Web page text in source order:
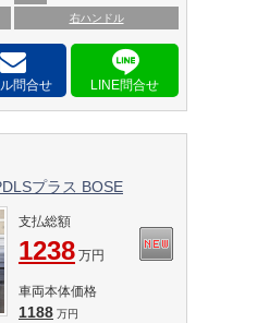
右ハンドル
問合せ
プラス BOSE
支払総額
1238 万円
車両本体価格
1188 万円